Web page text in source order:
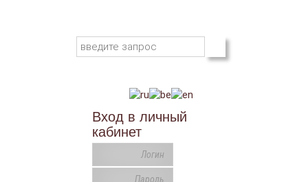
Вход в личный
кабинет